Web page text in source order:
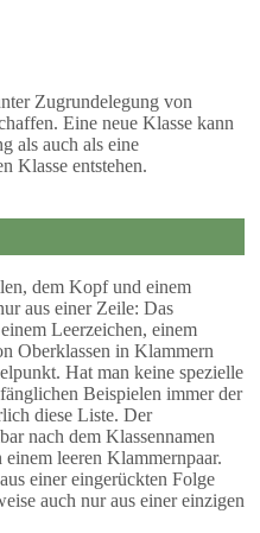
Zugrundelegung von
Eine neue Klasse kann
als auch als eine
Klasse entstehen.
dem Kopf und einem
aus einer Zeile: Das
Leerzeichen, einem
Oberklassen in Klammern
Hat man keine spezielle
Beispielen immer der
diese Liste. Der
nach dem Klassennamen
leeren Klammernpaar.
einer eingerückten Folge
auch nur aus einer einzigen